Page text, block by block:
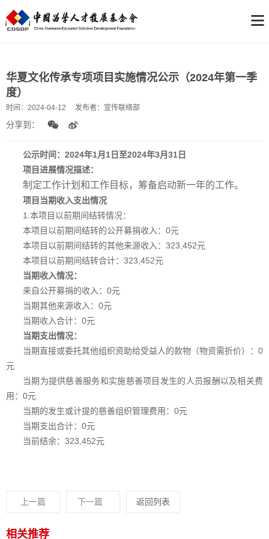
华夏文化传承专项项目实施情况公示（2024年第一季
度）
时间： 2024-04-12 发布者： 宣传联络部
分享到：
公示时间：2024年1月1日至2024年3月31日
项目进展情况描述：
制定工作计划和工作目标，筹备启动新一年的工作。
项目当期收入支出情况
1.本项目以前期间结转情况：
本项目以前期间结转的公开募捐收入：0元
本项目以前期间结转的其他来源收入：323,452元
本项目以前期间结转合计：323,452元
当期收入情况：
来自公开募捐的收入：0元
当期其他来源收入：0元
当期收入合计：0元
当期支出情况：
当期直接或委托其他组织资助给受益人的款物（物资需折价）：0
元
当期为提供慈善服务和实施慈善项目 发生的人员报酬以及相关费
用：0元
当期的发生或计提的慈善组织管理费用：0元
当期支出合计：0元
当前结余： 323,452元
上一篇 下一篇 返回列表
相关推荐